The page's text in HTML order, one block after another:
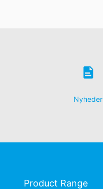
Nyheder
Product Range